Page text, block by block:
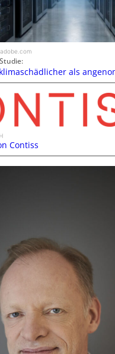
als
Contiss